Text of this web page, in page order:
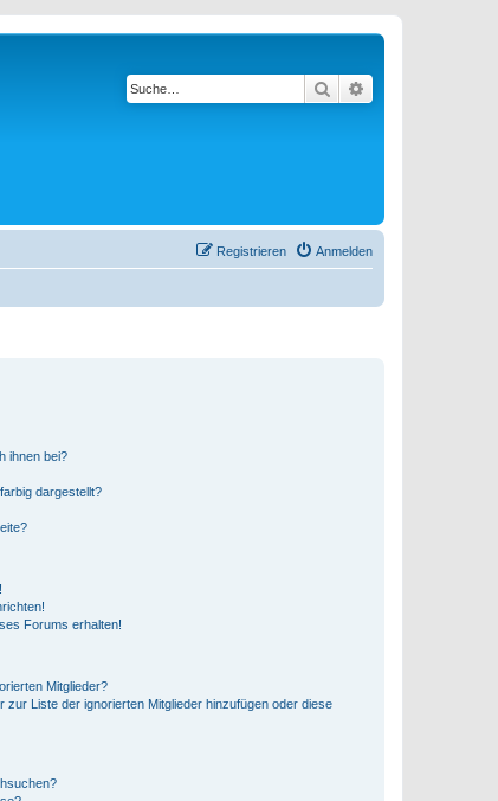
Suche
Anmelden
Registrieren
ihnen bei?
dargestellt?
Forums erhalten!
Mitglieder?
Liste der ignorierten Mitglieder hinzufügen oder diese